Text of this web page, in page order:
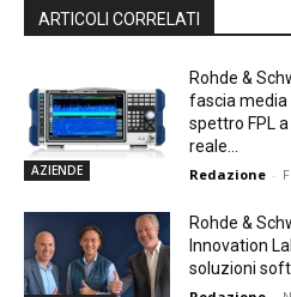
ARTICOLI CORRELATI
AZIENDE
Rohde &
fascia media
spettro FPL
reale...
Redazione -
Rohde &
Innovation
soluzioni